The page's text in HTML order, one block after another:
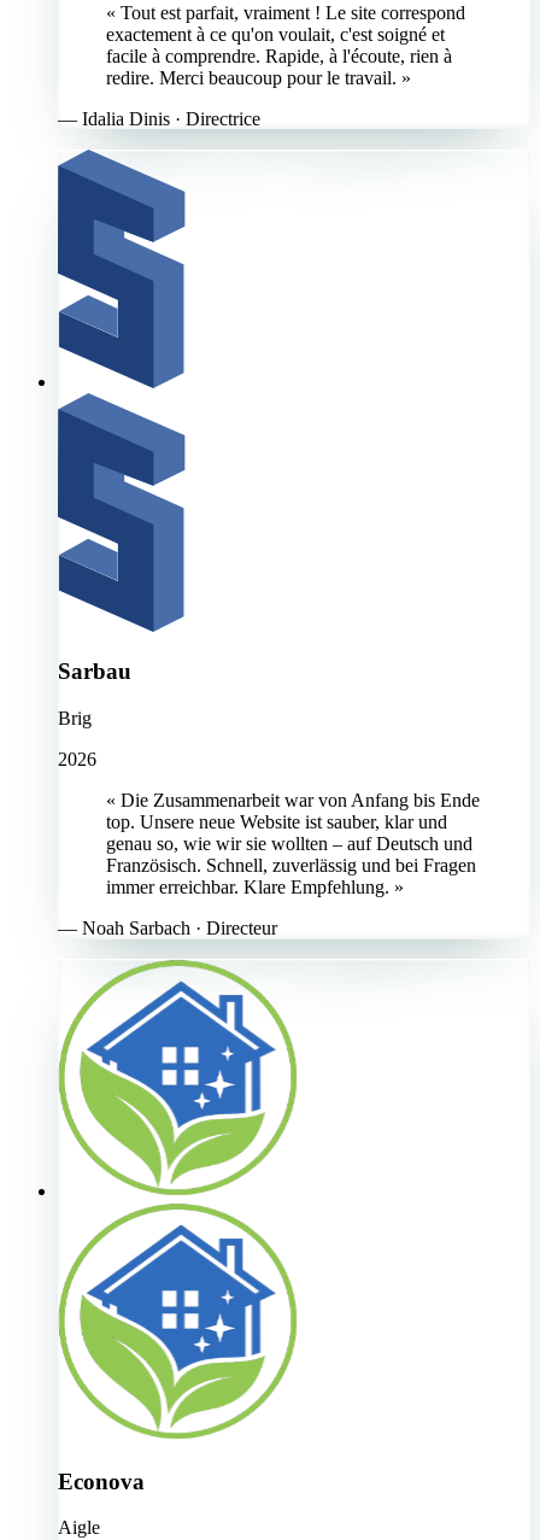
« Tout est parfait, vraiment ! Le site correspond
exactement à ce qu'on voulait, c'est soigné et
facile à comprendre. Rapide, à l'écoute, rien à
redire. Merci beaucoup pour le travail. »
— Idalia Dinis · Directrice
Sarbau
Brig
2026
« Die Zusammenarbeit war von Anfang bis Ende
top. Unsere neue Website ist sauber, klar und
genau so, wie wir sie wollten – auf Deutsch und
Französisch. Schnell, zuverlässig und bei Fragen
immer erreichbar. Klare Empfehlung. »
— Noah Sarbach · Directeur
Econova
Aigle